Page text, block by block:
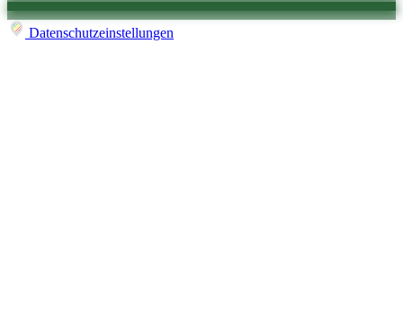
Datenschutzeinstellungen